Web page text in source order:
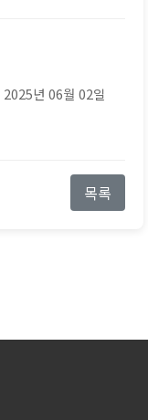
2025년 06월 02일
목록